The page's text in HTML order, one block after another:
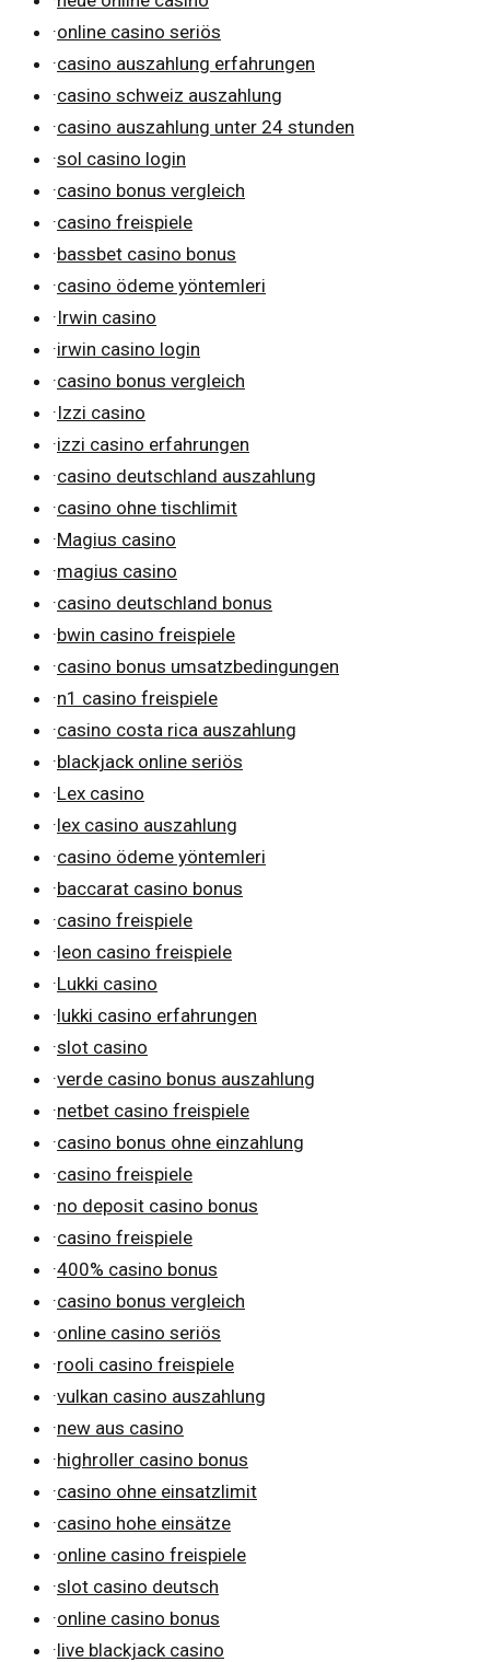
·online casino seriös
·casino auszahlung erfahrungen
·casino schweiz auszahlung
·casino auszahlung unter 24 stunden
·sol casino login
·casino bonus vergleich
·casino freispiele
·bassbet casino bonus
·casino ödeme yöntemleri
·Irwin casino
·irwin casino login
·casino bonus vergleich
·Izzi casino
·izzi casino erfahrungen
·casino deutschland auszahlung
·casino ohne tischlimit
·Magius casino
·magius casino
·casino deutschland bonus
·bwin casino freispiele
·casino bonus umsatzbedingungen
·n1 casino freispiele
·casino costa rica auszahlung
·blackjack online seriös
·Lex casino
·lex casino auszahlung
·casino ödeme yöntemleri
·baccarat casino bonus
·casino freispiele
·leon casino freispiele
·Lukki casino
·lukki casino erfahrungen
·slot casino
·verde casino bonus auszahlung
·netbet casino freispiele
·casino bonus ohne einzahlung
·casino freispiele
·no deposit casino bonus
·casino freispiele
·400% casino bonus
·casino bonus vergleich
·online casino seriös
·rooli casino freispiele
·vulkan casino auszahlung
·new aus casino
·highroller casino bonus
·casino ohne einsatzlimit
·casino hohe einsätze
·online casino freispiele
·slot casino deutsch
·online casino bonus
·live blackjack casino